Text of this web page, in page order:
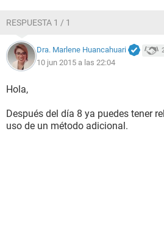
RESPUESTA 1 / 1
Dra. Marlene Huancahuari
10 jun 2015 a las 22:04
Hola,
Después del día 8 ya puedes tener
uso de un método adicional.